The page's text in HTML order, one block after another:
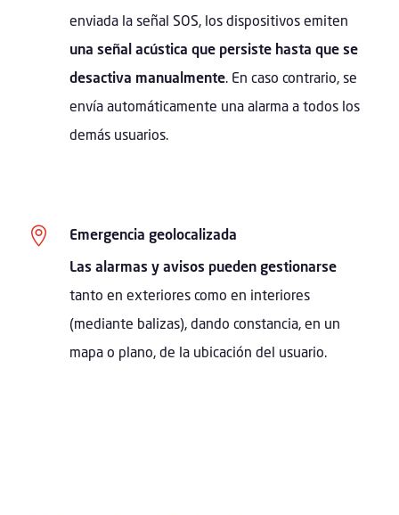
enviada la señal SOS, los dispositivos emiten
una señal acústica que persiste hasta que se
desactiva manualmente . En caso contrario, se
envía automáticamente una alarma a todos los
demás usuarios.

Emergencia geolocalizada
Las alarmas y avisos pueden gestionarse
tanto en exteriores como en interiores
(mediante balizas), dando constancia, en un
mapa o plano, de la ubicación del usuario.